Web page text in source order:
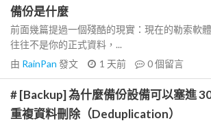
備份是什麼
前面幾篇提過一個殘酷的現實：現在的勒索軟
往往不是你的正式資料，...
由 RainPan 發文 1 天前 0個留言
# [Backup] 為什麼備份設備可以塞進
重複資料刪除（Deduplication）